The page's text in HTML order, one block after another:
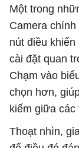
Một trong
Camera
nút điều
cài đặt quan
Chạm vào
chọn hơn,
kiếm giữa các
Thoạt nhìn,